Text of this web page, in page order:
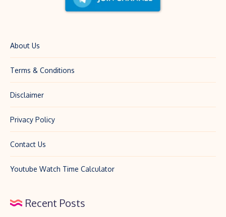
About Us
Terms & Conditions
Disclaimer
Privacy Policy
Contact Us
Youtube Watch Time Calculator
Recent Posts